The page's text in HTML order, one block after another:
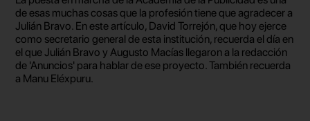
de esas muchas cosas que la profesión tiene que agradecer a
Julián Bravo. En este artículo, David Torrejón, que hoy ejerce
como secretario general de esta institución, recuerda el día en
el que Julián Bravo y Augusto Macías llegaron a la redacción
de 'Anuncios' para hablar de ese proyecto. También recuerda
a Manu Eléxpuru.